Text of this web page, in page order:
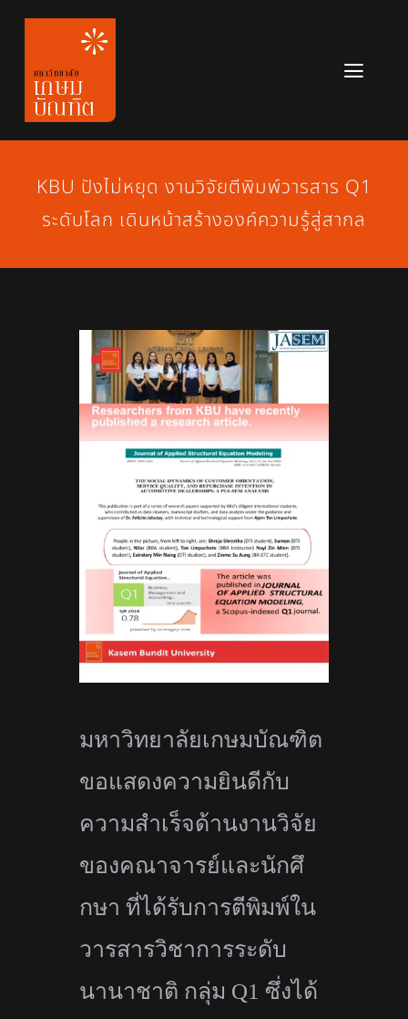
Skip
content
หลักสูตร
ข่าวสาร
เกี่ยวกับมหาวิทยาลัย
สมัครเรียน
KBU ปังไม่หยุด งานวิจัยตีพิมพ์วารสาร Q1
ระดับโลก เดินหน้าสร้างองค์ความรู้สู่สากล
มหาวิทยาลัยเกษมบัณฑิต
ขอแสดงความยินดีกับ
ความสำเร็จด้านงานวิจัย
ของคณาจารย์และนักศึ
กษา ที่ได้รับการตีพิมพ์ใน
วารสารวิชาการระดับ
นานาชาติ กลุ่ม Q1 ซึ่งได้